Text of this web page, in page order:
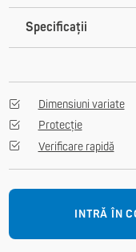
Specificații
Dimensiuni variate
Protecție
Verificare rapidă
INTRĂ ÎN